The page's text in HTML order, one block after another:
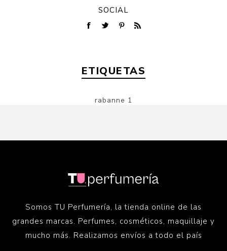
SOCIAL
ETIQUETAS
rabanne 1
Somos TU Perfumería, la tienda online de las
grandes marcas. Perfumes, cosméticos, maquillaje y
mucho más. Realizamos envíos a todo el país